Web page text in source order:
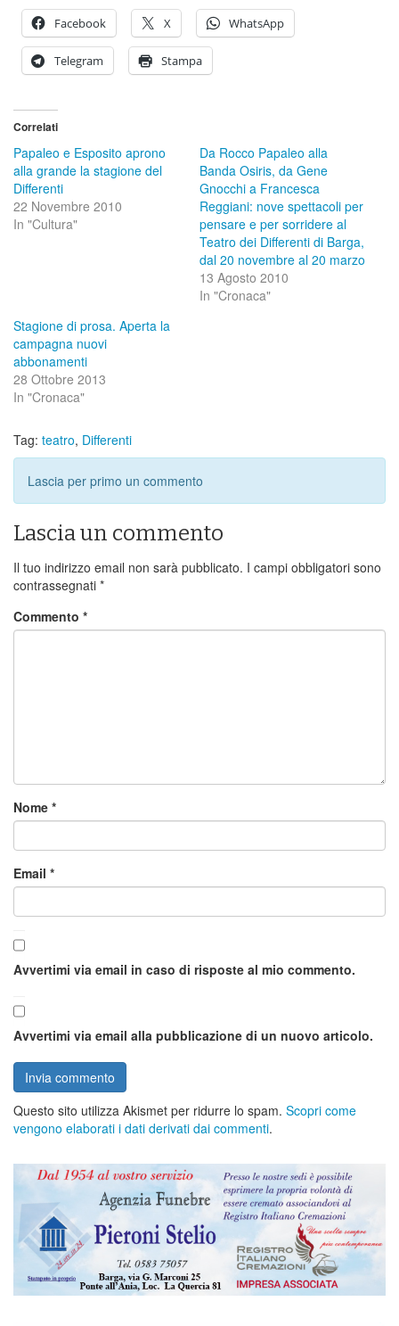
Facebook X WhatsApp
Telegram Stampa
Correlati
Papaleo e Esposito aprono
alla grande la stagione del
Differenti
22 Novembre 2010
In "Cultura"
Da Rocco Papaleo alla
Banda Osiris, da Gene
Gnocchi a Francesca
Reggiani: nove spettacoli per
pensare e per sorridere al
Teatro dei Differenti di Barga,
dal 20 novembre al 20 marzo
13 Agosto 2010
In "Cronaca"
Stagione di prosa. Aperta la
campagna nuovi
abbonamenti
28 Ottobre 2013
In "Cronaca"
Tag: teatro, Differenti
Lascia per primo un commento
Lascia un commento
Il tuo indirizzo email non sarà pubblicato. I campi obbligatori sono
contrassegnati *
Commento *
Nome *
Email *
Avvertimi via email in caso di risposte al mio commento.
Avvertimi via email alla pubblicazione di un nuovo articolo.
Questo sito utilizza Akismet per ridurre lo spam. Scopri come
vengono elaborati i dati derivati dai commenti.